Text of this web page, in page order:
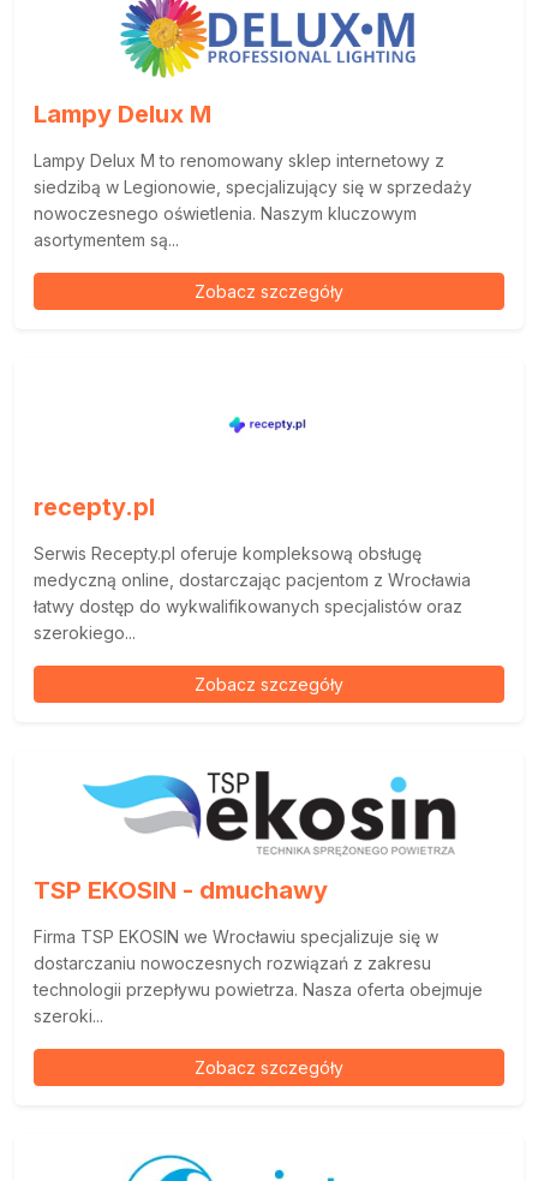
Lampy Delux M
Lampy Delux M to renomowany sklep internetowy z
siedzibą w Legionowie, specjalizujący się w sprzedaży
nowoczesnego oświetlenia. Naszym kluczowym
asortymentem są...
Zobacz szczegóły
recepty.pl
Serwis Recepty.pl oferuje kompleksową obsługę
medyczną online, dostarczając pacjentom z Wrocławia
łatwy dostęp do wykwalifikowanych specjalistów oraz
szerokiego...
Zobacz szczegóły
TSP EKOSIN - dmuchawy
Firma TSP EKOSIN we Wrocławiu specjalizuje się w
dostarczaniu nowoczesnych rozwiązań z zakresu
technologii przepływu powietrza. Nasza oferta obejmuje
szeroki...
Zobacz szczegóły